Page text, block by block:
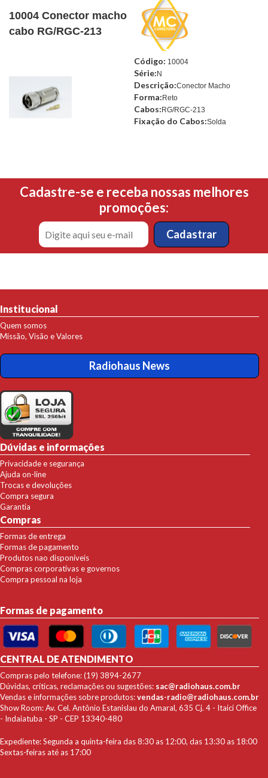
10004 Conector macho
cabo RG/RGC-213
Código: 10004
Série:N
Descrição:Conector Macho
Forma:Reto
Cabos:RG/RGC-213
Fixação do Cabos:Solda
Cadastre-se e receba nossas melhores
promoções:
Institucional
Quem somos
Missão, Visão e Valores
Radiohaus News
Dúvidas e informações
Privacidade e segurança
Ajuda on-line
Trocas e devoluções
Compra segura
Garantia
Compras
Formas de entrega
Formas de pagamento
Produtos nao disponíveis
Compras corporativas e governos
Compra pessoal na loja
Formas de pagamento
CENTRAL DE ATENDIMENTO
Compras pelo telefone: (19) 3894-2677
Dúvidas, críticas, reclamações ou sugestões: sac@radiohaus.com.br
Vendas e informações sobre produtos:vendas-radio@radiohaus.com.br
Show Room: Av. Cel. Antônio Estanislau do Amaral, 635 Cj. 4 - Itaici Office
- Indaiatuba - SP - CEP 13340-480
Expediente: Segunda a quinta-feira das 8:30 as 12:00, das 13:30 as 18:00
Sextas-feiras até as 17:00